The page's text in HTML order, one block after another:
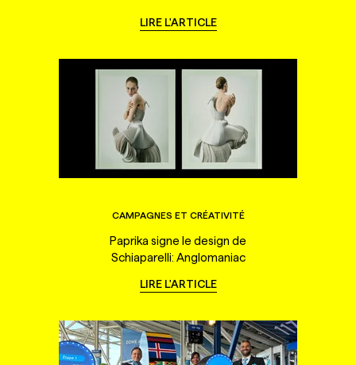
LIRE L'ARTICLE
CAMPAGNES ET CRÉATIVITÉ
Paprika signe le design de
Schiaparelli: Anglomaniac
LIRE L'ARTICLE